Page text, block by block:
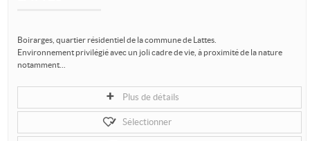
Boirarges, quartier résidentiel de la commune de Lattes.
Environnement privilégié avec un joli cadre de vie, à proximité de la nature
notamment...
Plus de détails
Sélectionner